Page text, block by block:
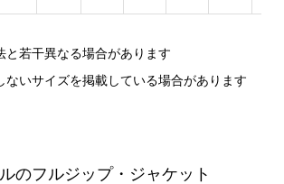
若干異なる場合があります
いサイズを掲載している場合があります
のフルジップ・ジャケット